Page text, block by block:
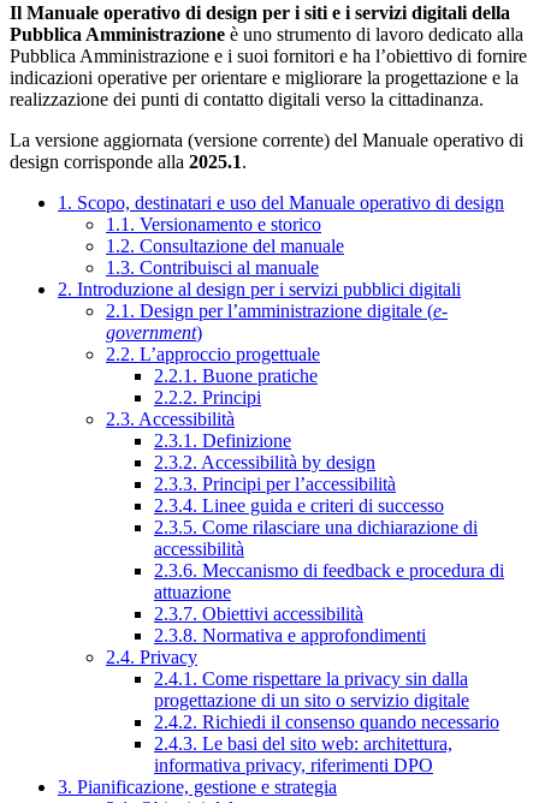
Il Manuale operativo di design per i siti e i servizi digitali della
Pubblica Amministrazione è uno strumento di lavoro dedicato alla
Pubblica Amministrazione e i suoi fornitori e ha l’obiettivo di fornire
indicazioni operative per orientare e migliorare la progettazione e la
realizzazione dei punti di contatto digitali verso la cittadinanza.
La versione aggiornata (versione corrente) del Manuale operativo di
design corrisponde alla 2025.1.
1. Scopo, destinatari e uso del Manuale operativo di design
1.1. Versionamento e storico
1.2. Consultazione del manuale
1.3. Contribuisci al manuale
2. Introduzione al design per i servizi pubblici digitali
2.1. Design per l’amministrazione digitale (e-
government)
2.2. L’approccio progettuale
2.2.1. Buone pratiche
2.2.2. Principi
2.3. Accessibilità
2.3.1. Definizione
2.3.2. Accessibilità by design
2.3.3. Principi per l’accessibilità
2.3.4. Linee guida e criteri di successo
2.3.5. Come rilasciare una dichiarazione di
accessibilità
2.3.6. Meccanismo di feedback e procedura di
attuazione
2.3.7. Obiettivi accessibilità
2.3.8. Normativa e approfondimenti
2.4. Privacy
2.4.1. Come rispettare la privacy sin dalla
progettazione di un sito o servizio digitale
2.4.2. Richiedi il consenso quando necessario
2.4.3. Le basi del sito web: architettura,
informativa privacy, riferimenti DPO
3. Pianificazione, gestione e strategia